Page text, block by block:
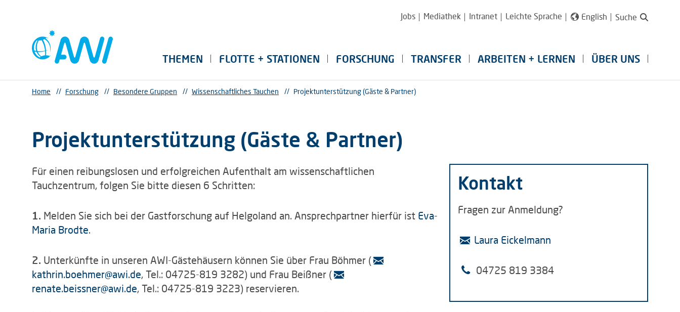
Jobs Mediathek Intranet Leichte Sprache English Suche
THEMEN FLOTTE + STATIONEN FORSCHUNG TRANSFER ARBEITEN + LERNEN ÜBER UNS
Home // Forschung // Besondere Gruppen // Wissenschaftliches Tauchen // Projektunterstützung (Gäste & Partner)
Projektunterstützung (Gäste & Partner)
Für einen reibungslosen und erfolgreichen Aufenthalt am wissenschaftlichen
Tauchzentrum, folgen Sie bitte diesen 6 Schritten:
1. Melden Sie sich bei der Gastforschung auf Helgoland an. Ansprechpartner hierfür ist Eva-
Maria Brodte.
2. Unterkünfte in unseren AWI-Gästehäusern können Sie über Frau Böhmer (
kathrin.boehmer@awi.de, Tel.: 04725-819 3282) und Frau Beißner (
renate.beissner@awi.de, Tel.: 04725-819 3223) reservieren.
Kontakt
Fragen zur Anmeldung?
Laura Eickelmann
04725 819 3384